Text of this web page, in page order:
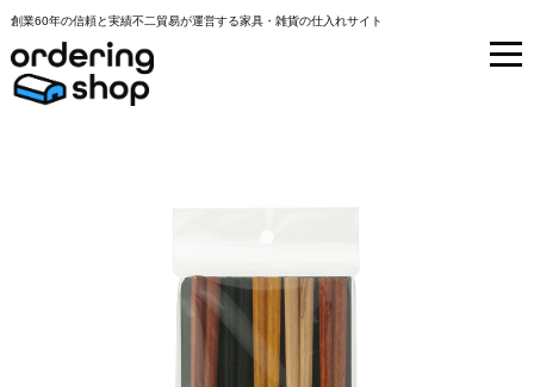
創業60年の信頼と実績不二貿易が運営する家具・雑貨の仕入れサイト